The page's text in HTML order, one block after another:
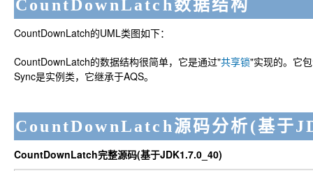
CountDownLatch数据结构
CountDownLatch的UML类图如下：
CountDownLatch的数据结构很简单，它是通过"共享锁"实现的。它
Sync是实例类，它继承于AQS。
CountDownLatch源码分析(基于
CountDownLatch完整源码(基于JDK1.7.0_40)